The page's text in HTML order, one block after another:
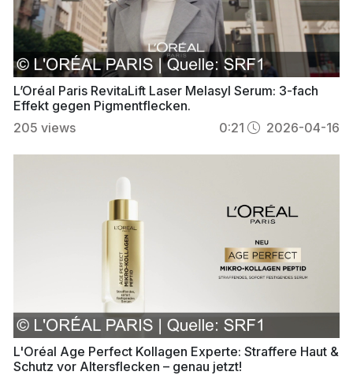
L’Oréal Paris RevitaLift Laser Melasyl Serum: 3-fach
Effekt gegen Pigmentflecken.
205 views 0:21 2026-04-16
L'Oréal Age Perfect Kollagen Experte: Straffere Haut &
Schutz vor Altersflecken – genau jetzt!